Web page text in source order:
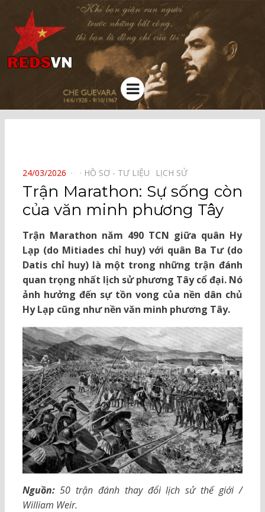
Kênh chia sẻ tri thức cộng đồng
Menu
POSTED
ON
24/03/2026 HỒ SƠ - TƯ LIỆU⠀ LỊCH SỬ⠀
Trận Marathon: Sự sống còn
của văn minh phương Tây
Trận Marathon năm 490 TCN giữa quân Hy
Lạp (do Mitiades chỉ huy) với quân Ba Tư (do
Datis chỉ huy) là một trong những trận đánh
quan trọng nhất lịch sử phương Tây cổ đại. Nó
ảnh hưởng đến sự tồn vong của nền dân chủ
Hy Lạp cũng như nền văn minh phương Tây.
Nguồn:50 trận đánh thay đổi lịch sử thế giới /
William Weir.